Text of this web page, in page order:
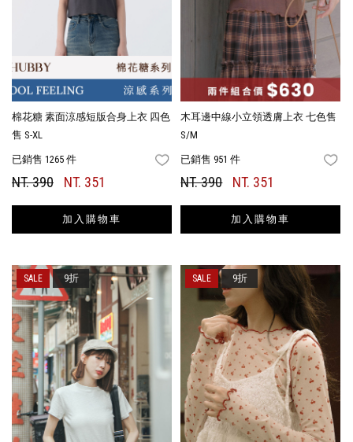
棉花糖 素面涼感短版合身上衣 四色
售 S-XL
已銷售 1265 件 FAVORITES
NT. 390 NT. 351
加入購物車
木耳邊中線小立領透膚上衣 七色售
S/M
已銷售 951 件
NT. 390 NT. 351
加入購物車
9折 9折